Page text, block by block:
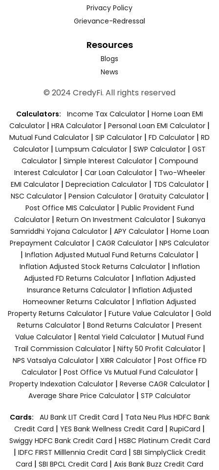
Privacy Policy
Grievance-Redressal
Resources
Blogs
News
© 2024 CredyFi. All rights reserved
Calculators: Income Tax Calculator | Home Loan EMI
Calculator | HRA Calculator | Personal Loan EMI Calculator |
Mutual Fund Calculator | SIP Calculator | FD Calculator | RD
Calculator | Lumpsum Calculator | SWP Calculator | GST
Calculator| Simple Interest Calculator| Compound
Interest Calculator| Car Loan Calculator| Two-Wheeler
EMI Calculator| Depreciation Calculator| TDS Calculator|
NSC Calculator| Pension Calculator| Gratuity Calculator|
Post Office MIS Calculator| Public Provident Fund
Calculator| Return On Investment Calculator| Sukanya
Samriddhi Yojana Calculator| APY Calculator| Home Loan
Prepayment Calculator | CAGR Calculator | NPS Calculator
| Inflation Adjusted Mutual Fund Returns Calculator |
Inflation Adjusted Stock Returns Calculator| Inflation
Adjusted FD Returns Calculator| Inflation Adjusted
Insurance Returns Calculator | Inflation Adjusted
Homeowner Returns Calculator | Inflation Adjusted
Property Returns Calculator | Future Value Calculator | Gold
Returns Calculator | Bond Returns Calculator | Present
Value Calculator | Rental Yield Calculator | Mutual Fund
Trail Commission Calculator| Nifty 50 Profit Calculator|
NPS Vatsalya Calculator| XIRR Calculator| Post Office FD
Calculator| Post Office Vs Mutual Fund Calculator|
Property Indexation Calculator | Reverse CAGR Calculator |
Average Share Price Calculator | STP Calculator
Cards: AU Bank LIT Credit Card | Tata Neu Plus HDFC Bank
Credit Card | YES Bank Wellness Credit Card | RupiCard |
Swiggy HDFC Bank Credit Card | HSBC Platinum Credit Card
| IDFC FIRST Milllennia Credit Card | SBI SimplyClick Credit
Card | SBI BPCL Credit Card | Axis Bank Buzz Credit Card